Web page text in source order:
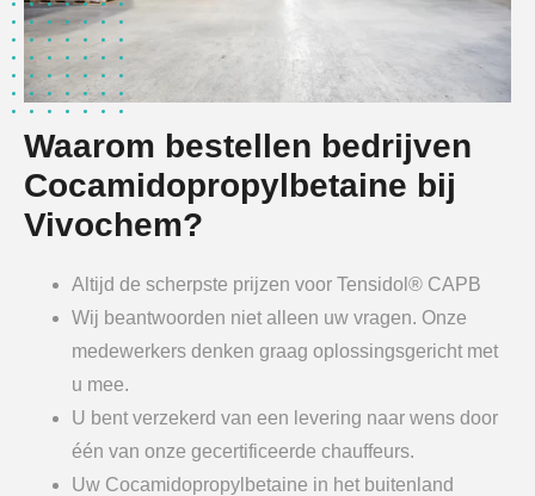
Waarom bestellen bedrijven
Cocamidopropylbetaine bij
Vivochem?
Altijd de scherpste prijzen voor Tensidol® CAPB
Wij beantwoorden niet alleen uw vragen. Onze
medewerkers denken graag oplossingsgericht met
u mee.
U bent verzekerd van een levering naar wens door
één van onze gecertificeerde chauffeurs.
Uw Cocamidopropylbetaine in het buitenland